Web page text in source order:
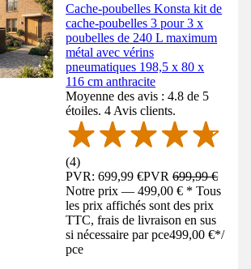
Cache-poubelles Konsta kit de
cache-poubelles 3 pour 3 x
poubelles de 240 L maximum
métal avec vérins
pneumatiques 198,5 x 80 x
116 cm anthracite
Moyenne des avis : 4.8 de 5
étoiles. 4 Avis clients.
(4)
PVR: 699,99 €PVR699,99 €
Notre prix — 499,00 € * Tous
les prix affichés sont des prix
TTC, frais de livraison en sus
si nécessaire par pce499,00 €*/
pce